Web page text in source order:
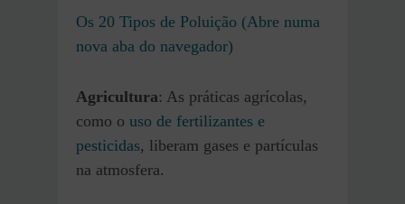
Os 20 Tipos de Poluição (Abre numa
nova aba do navegador)
Agricultura: As práticas agrícolas,
como o uso de fertilizantes e
pesticidas, liberam gases e partículas
na atmosfera.